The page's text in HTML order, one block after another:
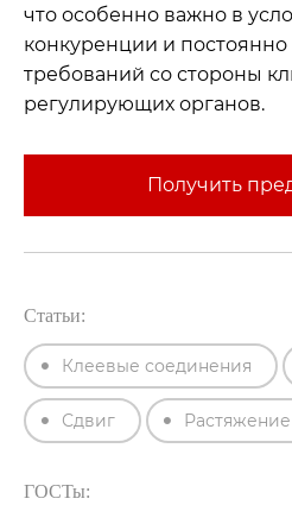
Статьи:
Клеевые соединения
Сдвиг Растяжение
ГОСТы:
что особенно важно в
конкуренции и постоянно
требований со стороны
регулирующих органов.
Получить